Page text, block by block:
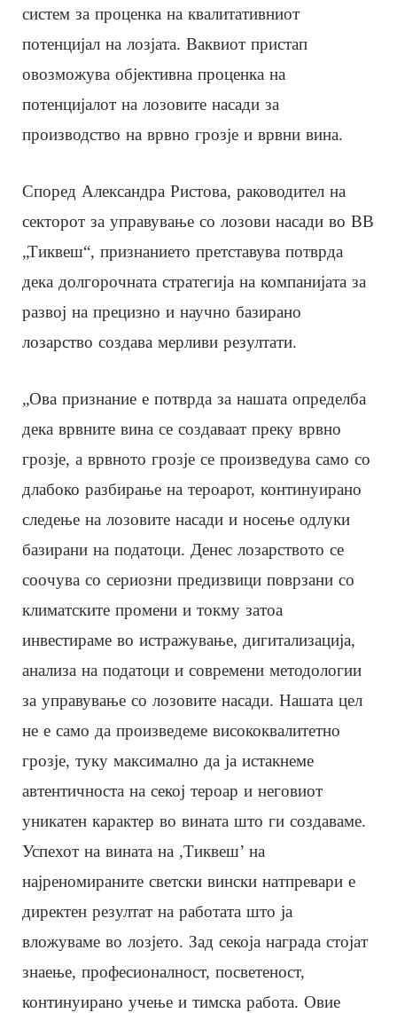
систем за проценка на квалитативниот
потенцијал на лозјата. Ваквиот пристап
овозможува објективна проценка на
потенцијалот на лозовите насади за
производство на врвно грозје и врвни вина.
Според Александра Ристова, раководител на
секторот за управување со лозови насади во ВВ
„Тиквеш“, признанието претставува потврда
дека долгорочната стратегија на компанијата за
развој на прецизно и научно базирано
лозарство создава мерливи резултати.
„Ова признание е потврда за нашата определба
дека врвните вина се создаваат преку врвно
грозје, а врвното грозје се произведува само со
длабоко разбирање на тероарот, континуирано
следење на лозовите насади и носење одлуки
базирани на податоци. Денес лозарството се
соочува со сериозни предизвици поврзани со
климатските промени и токму затоа
инвестираме во истражување, дигитализација,
анализа на податоци и современи методологии
за управување со лозовите насади. Нашата цел
не е само да произведеме висококвалитетно
грозје, туку максимално да ја истакнеме
автентичноста на секој тероар и неговиот
уникатен карактер во вината што ги создаваме.
Успехот на вината на ,Тиквеш’ на
најреномираните светски вински натпревари е
директен резултат на работата што ја
вложуваме во лозјето. Зад секоја награда стојат
знаење, професионалност, посветеност,
континуирано учење и тимска работа. Овие